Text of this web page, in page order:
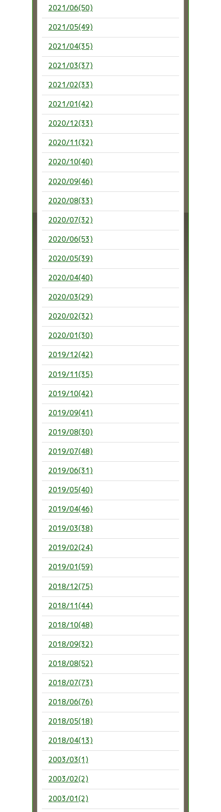
2021/06(50)
2021/05(49)
2021/04(35)
2021/03(37)
2021/02(33)
2021/01(42)
2020/12(33)
2020/11(32)
2020/10(40)
2020/09(46)
2020/08(33)
2020/07(32)
2020/06(53)
2020/05(39)
2020/04(40)
2020/03(29)
2020/02(32)
2020/01(30)
2019/12(42)
2019/11(35)
2019/10(42)
2019/09(41)
2019/08(30)
2019/07(48)
2019/06(31)
2019/05(40)
2019/04(46)
2019/03(38)
2019/02(24)
2019/01(59)
2018/12(75)
2018/11(44)
2018/10(48)
2018/09(32)
2018/08(52)
2018/07(73)
2018/06(76)
2018/05(18)
2018/04(13)
2003/03(1)
2003/02(2)
2003/01(2)